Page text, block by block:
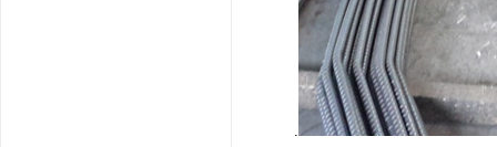
.